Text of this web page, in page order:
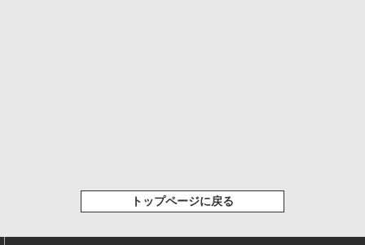
トップページに戻る